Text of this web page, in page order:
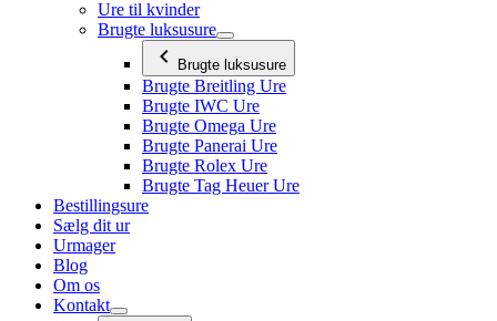
Ure til kvinder
Brugte luksusure
Brugte luksusure
Brugte Breitling Ure
Brugte IWC Ure
Brugte Omega Ure
Brugte Panerai Ure
Brugte Rolex Ure
Brugte Tag Heuer Ure
Bestillingsure
Sælg dit ur
Urmager
Blog
Om os
Kontakt